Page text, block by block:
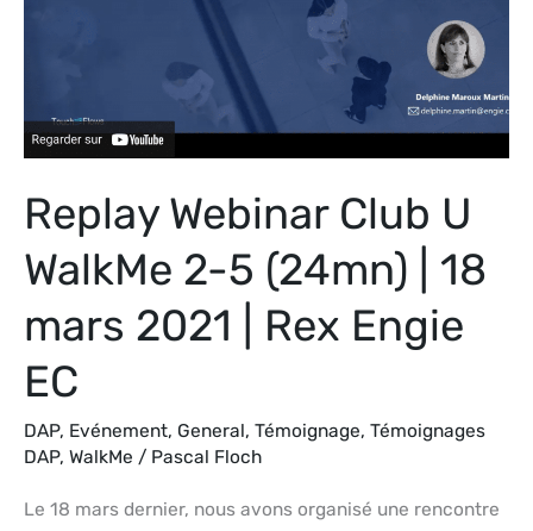
Replay Webinar Club U
WalkMe 2-5 (24mn) | 18
mars 2021 | Rex Engie
EC
DAP, Evénement, General , Témoignage, Témoignages
DAP, WalkMe / Pascal Floch
Le 18 mars dernier, nous avons organisé une rencontre
mars
Engie